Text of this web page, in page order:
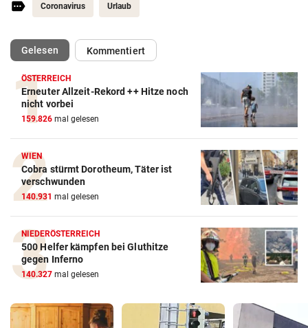
Coronavirus Urlaub
Gelesen(ausgewählt)Kommentiert
ÖSTERREICH
Erneuter Allzeit-Rekord ++ Hitze noch
nicht vorbei
159.826 mal gelesen
WIEN
Cobra stürmt Dorotheum, Täter ist
verschwunden
140.931 mal gelesen
NIEDERÖSTERREICH
500 Helfer kämpfen bei Gluthitze
gegen Inferno
140.327 mal gelesen